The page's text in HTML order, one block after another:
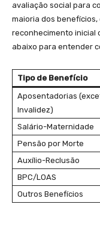
avaliação social para
maioria dos benefícios,
reconhecimento inicial
abaixo para entender
Tipo de Benefício
Aposentadorias
Invalidez)
Salário-Maternidade
Pensão por Morte
Auxílio-Reclusão
BPC/LOAS
Outros Benefícios